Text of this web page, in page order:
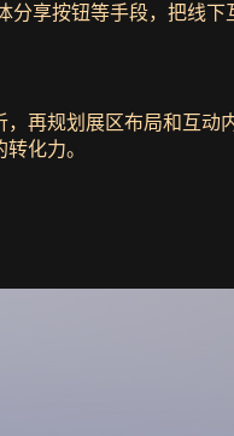
享按钮等手段，把线
再规划展区布局和互动
化力。